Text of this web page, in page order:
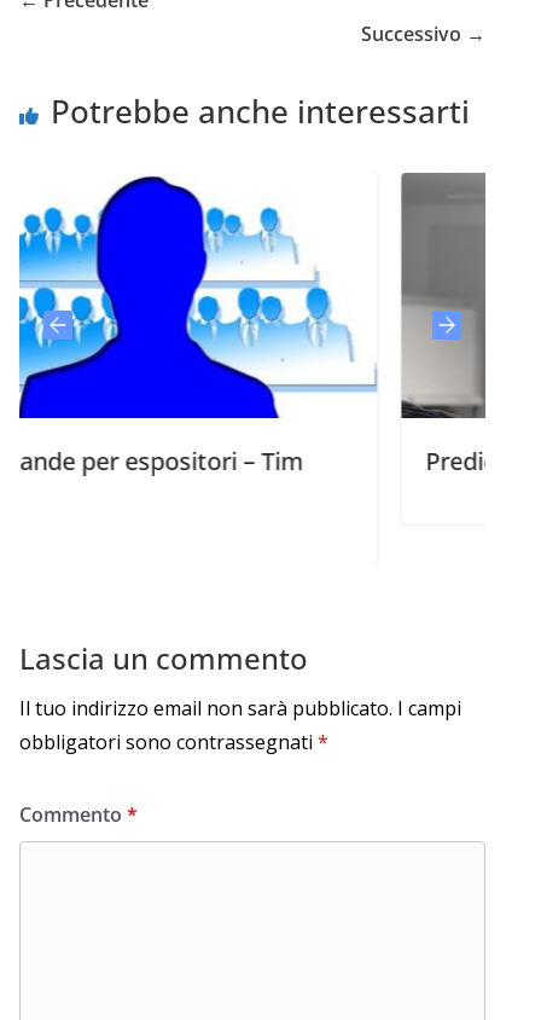
Successivo →
Potrebbe anche interessarti
espositori – Tim Predicare per
Lascia un commento
Il tuo indirizzo email non sarà pubblicato. I campi
obbligatori sono contrassegnati *
Commento *